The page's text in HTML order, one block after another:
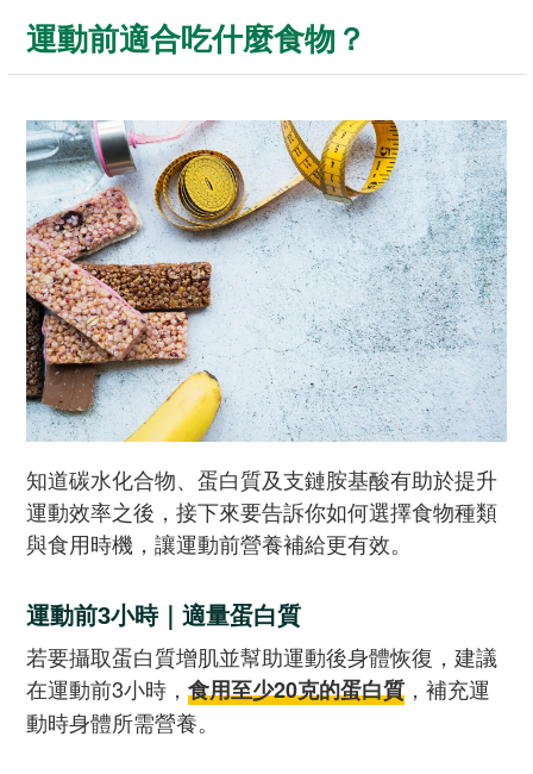
運動前適合吃什麼食物？
知道碳水化合物、蛋白質及支鏈胺基酸有助於提升
運動效率之後，接下來要告訴你如何選擇食物種類
與食用時機，讓運動前營養補給更有效。
運動前3小時｜適量蛋白質
若要攝取蛋白質增肌並幫助運動後身體恢復，建議
在運動前3小時， 食用至少20克的蛋白質 ，補充運
動時身體所需營養。